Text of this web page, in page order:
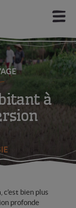
un voyage
à
, c’est bien plus
profonde